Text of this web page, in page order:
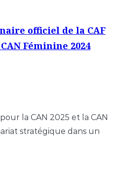
officiel de la CAF
Féminine 2024
la CAN 2025 et la CAN
stratégique dans un